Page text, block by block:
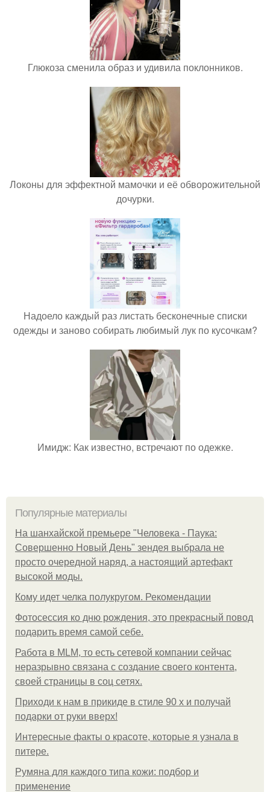
Глюкоза сменила образ и удивила поклонников.
Локоны для эффектной мамочки и её обворожительной
дочурки.
Надоело каждый раз листать бесконечные списки
одежды и заново собирать любимый лук по кусочкам?
Имидж: Как известно, встречают по одежке.
Популярные материалы
На шанхайской премьере "Человека - Паука:
Совершенно Новый День" зендея выбрала не
просто очередной наряд, а настоящий артефакт
высокой моды.
Кому идет челка полукругом. Рекомендации
Фотосессия ко дню рождения, это прекрасный повод
подарить время самой себе.
Работа в MLM, то есть сетевой компании сейчас
неразрывно связана с создание своего контента,
своей страницы в соц сетях.
Приходи к нам в прикиде в стиле 90 х и получай
подарки от руки вверх!
Интересные факты о красоте, которые я узнала в
питере.
Румяна для каждого типа кожи: подбор и
применение